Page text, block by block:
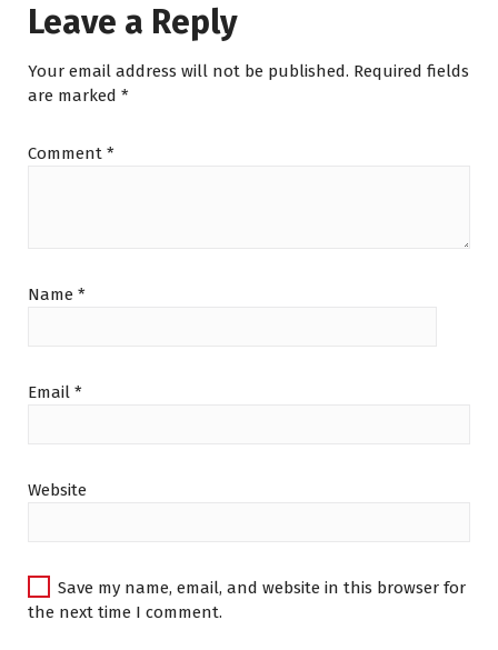
Leave a Reply
Your email address will not be published. Required fields
are marked *
Comment *
Name *
Email *
Website
Save my name, email, and website in this browser for
the next time I comment.